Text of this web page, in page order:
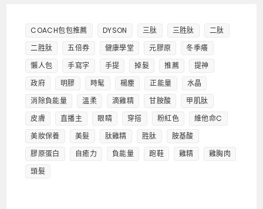
COACH包包推薦 DYSON 三肽 三胜肽
二肽
二胜肽
五倍券 健康學堂 元膠原
冬季癢
懶人包
手寫字 手提 掉髮 推薦
提神
政府
明膠 時髦 楊塵 正能量
水晶
消除負能量
溫柔 滴雞精 甘胺酸
甲肌肽
皮膚
直播主 眼睛 穿搭 粉紅色
維他命C
美妝保養
美髮 肽雞精 胜肽
胺基酸
膠原蛋白
自癒力 負能量 跑鞋 雞精
雞胸肉
頭髮